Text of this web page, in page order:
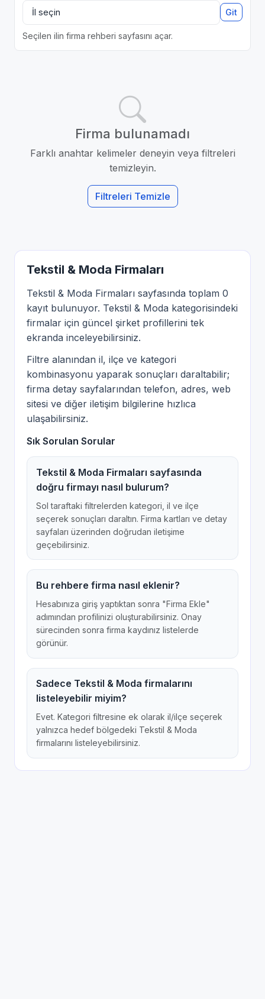
Git
Seçilen ilin firma rehberi sayfasını açar.
Firma bulunamadı
Farklı anahtar kelimeler deneyin veya filtreleri
temizleyin.
Filtreleri Temizle
Tekstil & Moda Firmaları
Tekstil & Moda Firmaları sayfasında toplam 0
kayıt bulunuyor. Tekstil & Moda kategorisindeki
firmalar için güncel şirket profillerini tek
ekranda inceleyebilirsiniz.
Filtre alanından il, ilçe ve kategori
kombinasyonu yaparak sonuçları daraltabilir;
firma detay sayfalarından telefon, adres, web
sitesi ve diğer iletişim bilgilerine hızlıca
ulaşabilirsiniz.
Sık Sorulan Sorular
Tekstil & Moda Firmaları sayfasında
doğru firmayı nasıl bulurum?
Sol taraftaki filtrelerden kategori, il ve ilçe
seçerek sonuçları daraltın. Firma kartları ve detay
sayfaları üzerinden doğrudan iletişime
geçebilirsiniz.
Bu rehbere firma nasıl eklenir?
Hesabınıza giriş yaptıktan sonra "Firma Ekle"
adımından profilinizi oluşturabilirsiniz. Onay
sürecinden sonra firma kaydınız listelerde
görünür.
Sadece Tekstil & Moda firmalarını
listeleyebilir miyim?
Evet. Kategori filtresine ek olarak il/ilçe seçerek
yalnızca hedef bölgedeki Tekstil & Moda
firmalarını listeleyebilirsiniz.